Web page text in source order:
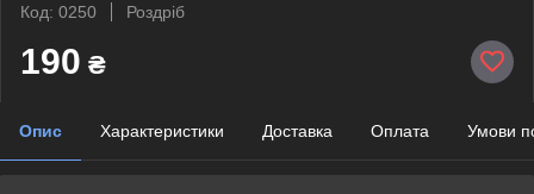
Код: 0250
Роздріб
190 ₴
Опис Характеристики Доставка Оплата Умови